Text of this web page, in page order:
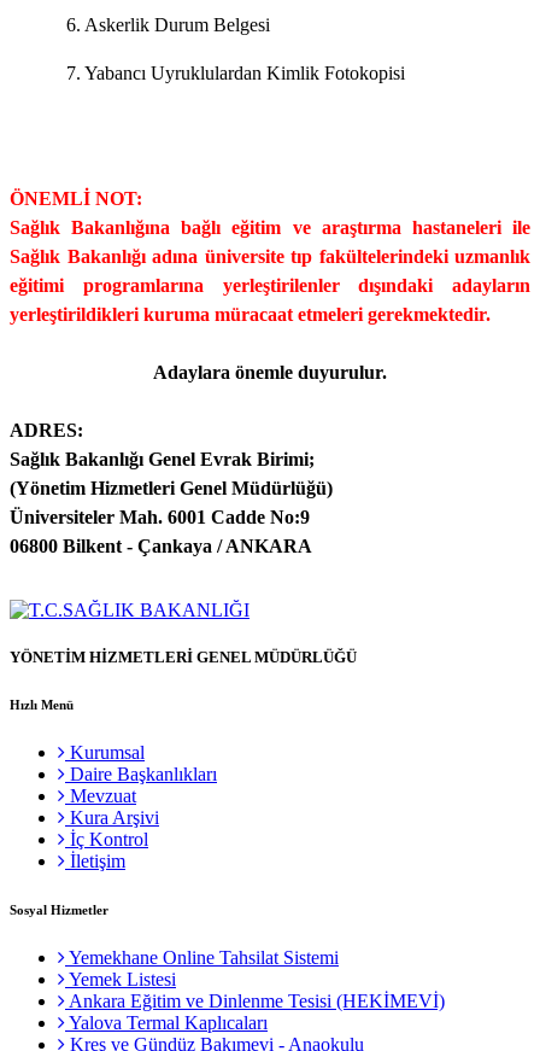
6. Askerlik Durum Belgesi
7. Yabancı Uyruklulardan Kimlik Fotokopisi
ÖNEMLİ NOT:
Sağlık Bakanlığına bağlı eğitim ve araştırma hastaneleri ile
Sağlık Bakanlığı adına üniversite tıp fakültelerindeki uzmanlık
eğitimi programlarına yerleştirilenler dışındaki adayların
yerleştirildikleri kuruma müracaat etmeleri gerekmektedir.
Adaylara önemle duyurulur.
ADRES:
Sağlık Bakanlığı Genel Evrak Birimi;
(Yönetim Hizmetleri Genel Müdürlüğü)
Üniversiteler Mah. 6001 Cadde No:9
06800 Bilkent - Çankaya / ANKARA
YÖNETİM HİZMETLERİ GENEL MÜDÜRLÜĞÜ
Hızlı Menü
Kurumsal
Daire Başkanlıkları
Mevzuat
Kura Arşivi
İç Kontrol
İletişim
Sosyal Hizmetler
Yemekhane Online Tahsilat Sistemi
Yemek Listesi
Ankara Eğitim ve Dinlenme Tesisi (HEKİMEVİ)
Yalova Termal Kaplıcaları
Kreş ve Gündüz Bakımevi - Anaokulu